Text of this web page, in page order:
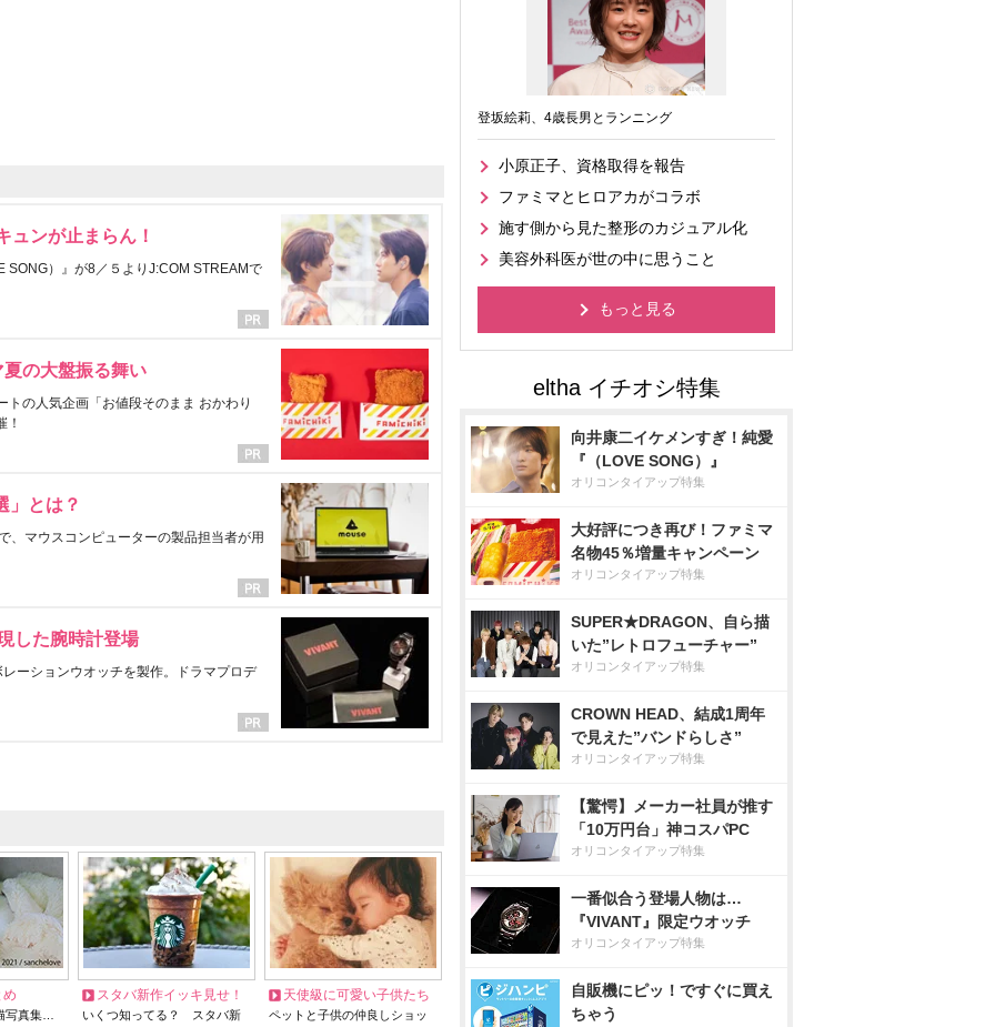
ュンが止まらん！
SONG）』が8／５よりJ:COM STREAMで
の大盤振る舞い
の人気企画「お値段そのまま おかわり
！
」とは？
、マウスコンピューターの製品担当者が用
した腕時計登場
ーションウオッチを製作。ドラマプロデ
め
写真集…
スタバ新作イッキ見せ！
いくつ知ってる？ スタバ新
天使級に可愛い子供たち
ペットと子供の仲良しショッ
登坂絵莉、4歳長男とランニング
小原正子、資格取得を報告
ファミマとヒロアカがコラボ
施す側から見た整形のカジュアル化
美容外科医が世の中に思うこと
もっと見る
向井康二イケメンすぎ！純愛
『（LOVE SONG）』
オリコンタイアップ特集
大好評につき再び！ファミマ
名物45％増量キャンペーン
オリコンタイアップ特集
SUPER★DRAGON、自ら描
いた”レトロフューチャー”
オリコンタイアップ特集
CROWN HEAD、結成1周年
で見えた”バンドらしさ”
オリコンタイアップ特集
【驚愕】メーカー社員が推す
「10万円台」神コスパPC
オリコンタイアップ特集
一番似合う登場人物は…
『VIVANT』限定ウオッチ
オリコンタイアップ特集
自販機にピッ！ですぐに買え
ちゃう